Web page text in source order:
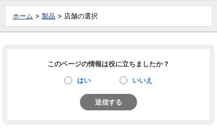
ホーム 製品 店舗の選択
このページの情報は役に立ちましたか？
はい いいえ
送信する